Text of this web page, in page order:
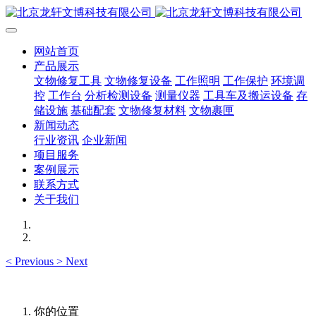
网站首页
产品展示
文物修复工具 文物修复设备 工作照明 工作保护 环境调
控 工作台 分析检测设备 测量仪器 工具车及搬运设备 存
储设施 基础配套 文物修复材料 文物裹匣
新闻动态
行业资讯 企业新闻
项目服务
案例展示
联系方式
关于我们
< Previous > Next
你的位置